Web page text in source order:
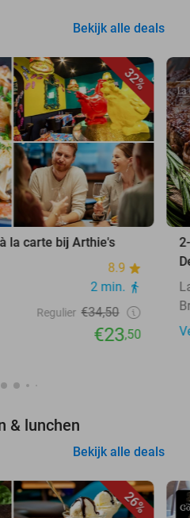
Bekijk alle deals
32%
la carte bij Arthie's
8.9
2 min.
Regulier €34,50
€23,50
& lunchen
Bekijk alle deals
26%